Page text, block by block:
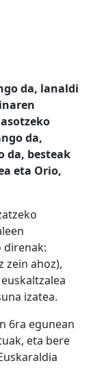
da, lanaldi
da,
da, besteak
eta Orio,
direnak:
zein ahoz),
izatea.
6ra egunean
eta bere